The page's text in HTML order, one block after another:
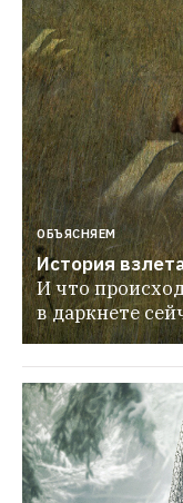
ОБЪЯСНЯЕМ
История
И что
в даркнете